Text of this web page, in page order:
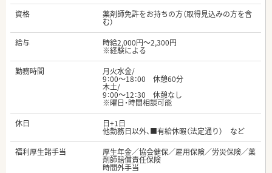
資格
薬剤師免許をお持ちの方（取得見込みの方を含
む）
給与
時給2,000円～2,300円
※経験による
勤務時間
月火水金/
9：00～18：00 休憩60分
木土/
9：00～12：30 休憩なし
※曜日・時間相談可能
休日
日+1日
他勤務日以外、■有給休暇（法定通り） など
福利厚生諸手当
厚生年金／協会健保／雇用保険／労災保険／薬
剤師賠償責任保険
時間外手当